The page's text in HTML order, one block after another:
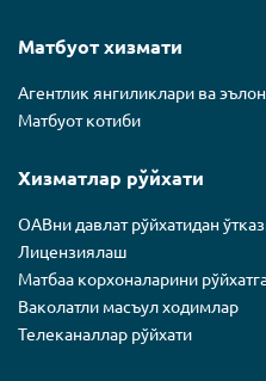
Матбуот хизмати
Агентлик янгиликлари ва
Матбуот котиби
Хизматлар рўйхати
ОАВни давлат рўйхатидан
Лицензиялаш
Матбаа корхоналарини
Ваколатли масъул ходимлар
Телеканаллар рўйхати